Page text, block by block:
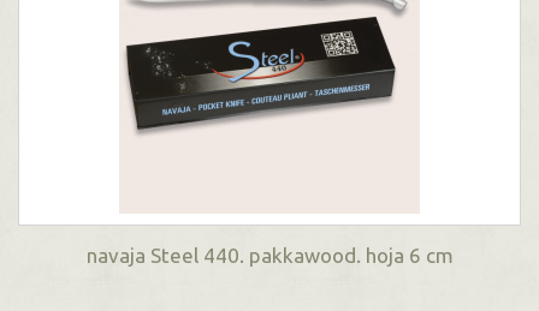
navaja Steel 440. pakkawood. hoja 6 cm